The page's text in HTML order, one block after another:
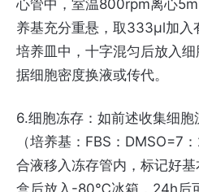
心管中，室温800rpm离心
养基充分重悬，取333μl加
培养皿中，十字混匀后放入
据细胞密度换液或传代。
6.细胞冻存：如前述收集细
（培养基：FBS：DMSO=7
合液移入冻存管内，标记好
盒后放入-80℃冰箱，24h后